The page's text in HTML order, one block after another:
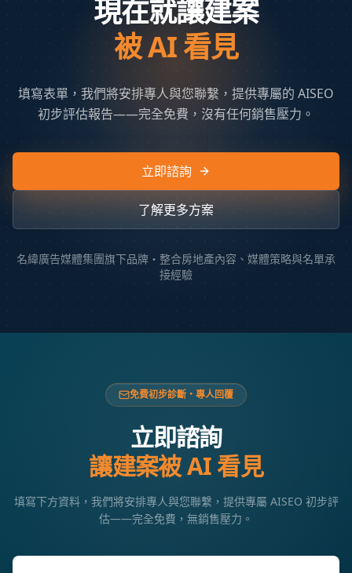
現在就讓建案
被 AI 看見
填寫表單，我們將安排專人與您聯繫，提供專屬的 AISEO
初步評估報告——完全免費，沒有任何銷售壓力。
立即諮詢
了解更多方案
名緯廣告媒體集團旗下品牌・整合房地產內容、媒體策略與名單承
接經驗
免費初步診斷・專人回覆
立即諮詢
讓建案被 AI 看見
填寫下方資料，我們將安排專人與您聯繫，提供專屬 AISEO 初步評
估——完全免費，無銷售壓力。